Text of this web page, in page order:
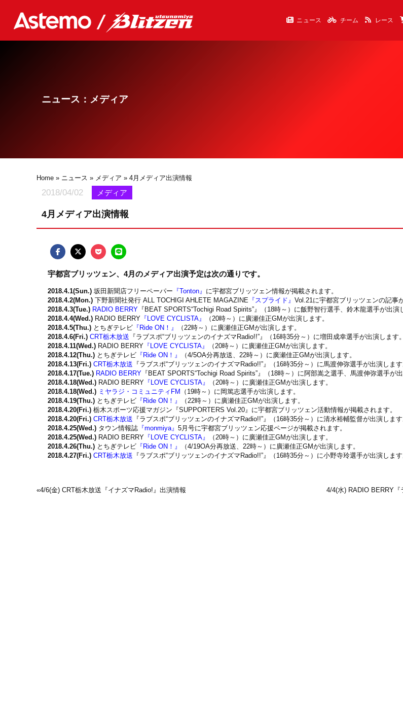
ニュース チーム レース
ニュース：メディア
Home » ニュース » メディア » 4月メディア出演情報
2018/04/02 メディア
4月メディア出演情報
宇都宮ブリッツェン、4月のメディア出演予定は次の通りです。
2018.4.1(Sun.) 坂田新聞店フリーペーパー 『Tonton』 に宇都宮ブリッツェン情報が掲載されます。
2018.4.2(Mon.) 下野新聞社発行 ALL TOCHIGI AHLETE MAGAZINE 『スプライド』Vol.21に宇都宮ブリッツェンの記事
2018.4.3(Tue.) RADIO BERRY 『BEAT SPORTS“Tochigi Road Spirits”』（18時～）に飯野智行選手、鈴木龍選手が出演
2018.4.4(Wed.) RADIO BERRY 『LOVE CYCLISTA』
（20時～）に廣瀬佳正GMが出演します。
2018.4.5(Thu.) とちぎテレビ 『Ride ON！』
（22時～）に廣瀬佳正GMが出演します。
2018.4.6(Fri.) CRT栃木放送 『ラブスポ“ブリッツェンのイナズマRadio!!”』（16時35分～）に増田成幸選手が出演します。
2018.4.11(Wed.) RADIO BERRY 『LOVE CYCLISTA』
（20時～）に廣瀬佳正GMが出演します。
2018.4.12(Thu.) とちぎテレビ 『Ride ON！』
（4/5OA分再放送、22時～）に廣瀬佳正GMが出演します。
2018.4.13(Fri.) CRT栃木放送 『ラブスポ“ブリッツェンのイナズマRadio!!”』（16時35分～）に馬渡伸弥選手が出演します
2018.4.17(Tue.) RADIO BERRY 『BEAT SPORTS“Tochigi Road Spirits”』（18時～）に阿部嵩之選手、馬渡伸弥選手が出
2018.4.18(Wed.) RADIO BERRY 『LOVE CYCLISTA』
（20時～）に廣瀬佳正GMが出演します。
2018.4.18(Wed.) ミヤラジ・コミュニティFM
（19時～）に岡篤志選手が出演します。
2018.4.19(Thu.) とちぎテレビ 『Ride ON！』
（22時～）に廣瀬佳正GMが出演します。
2018.4.20(Fri.) 栃木スポーツ応援マガジン『SUPPORTERS Vol.20』に宇都宮ブリッツェン活動情報が掲載されます。
2018.4.20(Fri.) CRT栃木放送 『ラブスポ“ブリッツェンのイナズマRadio!!”』（16時35分～）に清水裕輔監督が出演します
2018.4.25(Wed.) タウン情報誌 『monmiya』5月号に宇都宮ブリッツェン応援ページが掲載されます。
2018.4.25(Wed.) RADIO BERRY 『LOVE CYCLISTA』
（20時～）に廣瀬佳正GMが出演します。
2018.4.26(Thu.) とちぎテレビ 『Ride ON！』
（4/19OA分再放送、22時～）に廣瀬佳正GMが出演します。
2018.4.27(Fri.) CRT栃木放送 『ラブスポ“ブリッツェンのイナズマRadio!!”』（16時35分～）に小野寺玲選手が出演します
«4/6(金) CRT栃木放送『イナズマRadio!』出演情報 4/4(水) RADIO BERRY